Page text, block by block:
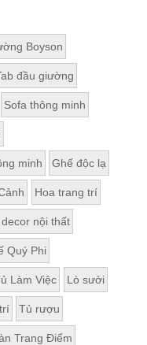
Boyson
đầu giường
Sofa thông minh
minh Ghế độc lạ
Hoa trang trí
nội thất
Quý Phi
Làm Việc Lò sưởi
Tủ rượu
Trang Điểm